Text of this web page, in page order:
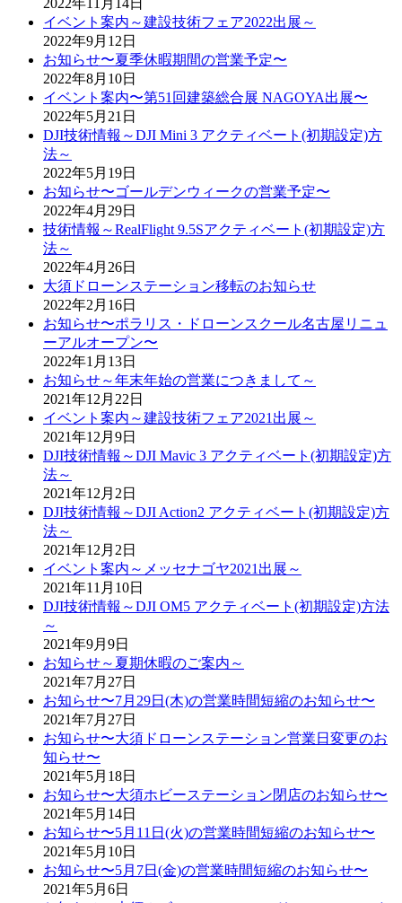
イベント案内～建設技術フェア2022出展～
2022年9月12日
お知らせ〜夏季休暇期間の営業予定〜
2022年8月10日
イベント案内〜第51回建築総合展 NAGOYA出展〜
2022年5月21日
DJI技術情報～DJI Mini 3 アクティベート(初期設定)方
法～
2022年5月19日
お知らせ〜ゴールデンウィークの営業予定〜
2022年4月29日
技術情報～RealFlight 9.5Sアクティベート(初期設定)方
法～
2022年4月26日
大須ドローンステーション移転のお知らせ
2022年2月16日
お知らせ〜ポラリス・ドローンスクール名古屋リニュ
ーアルオープン〜
2022年1月13日
お知らせ～年末年始の営業につきまして～
2021年12月22日
イベント案内～建設技術フェア2021出展～
2021年12月9日
DJI技術情報～DJI Mavic 3 アクティベート(初期設定)方
法～
2021年12月2日
DJI技術情報～DJI Action2 アクティベート(初期設定)方
法～
2021年12月2日
イベント案内～メッセナゴヤ2021出展～
2021年11月10日
DJI技術情報～DJI OM5 アクティベート(初期設定)方法
～
2021年9月9日
お知らせ～夏期休暇のご案内～
2021年7月27日
お知らせ〜7月29日(木)の営業時間短縮のお知らせ〜
2021年7月27日
お知らせ〜大須ドローンステーション営業日変更のお
知らせ〜
2021年5月18日
お知らせ〜大須ホビーステーション閉店のお知らせ〜
2021年5月14日
お知らせ〜5月11日(火)の営業時間短縮のお知らせ〜
2021年5月10日
お知らせ〜5月7日(金)の営業時間短縮のお知らせ〜
2021年5月6日